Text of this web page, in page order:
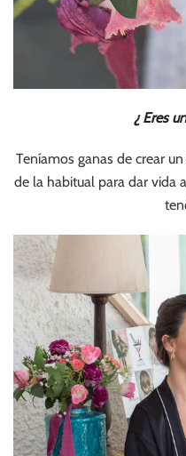
¿ Eres
Teníamos ganas de crear
de la habitual para dar vida